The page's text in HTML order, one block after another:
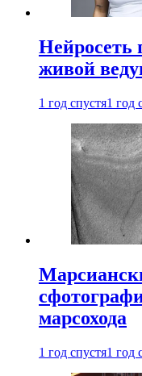
Нейросеть
живой
1 год спустя1 год
марсохода
1 год спустя1 год